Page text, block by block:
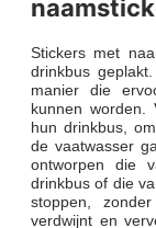
Stickers met
drinkbus
manier die
kunnen worden.
hun drinkbus,
de vaatwasser
ontworpen die
drinkbus of die
stoppen,
verdwijnt en